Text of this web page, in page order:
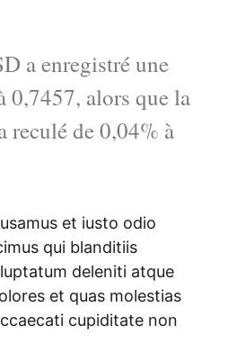
a enregistré une
0,7457, alors que la
reculé de 0,04% à
et iusto odio
qui blanditiis
deleniti atque
et quas molestias
cupiditate non